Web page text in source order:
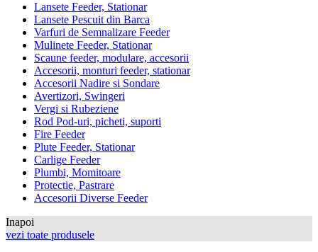
Lansete Feeder, Stationar
Lansete Pescuit din Barca
Varfuri de Semnalizare Feeder
Mulinete Feeder, Stationar
Scaune feeder, modulare, accesorii
Accesorii, monturi feeder, stationar
Accesorii Nadire si Sondare
Avertizori, Swingeri
Vergi si Rubeziene
Rod Pod-uri, picheti, suporti
Fire Feeder
Plute Feeder, Stationar
Carlige Feeder
Plumbi, Momitoare
Protectie, Pastrare
Accesorii Diverse Feeder
Inapoi
vezi toate produsele